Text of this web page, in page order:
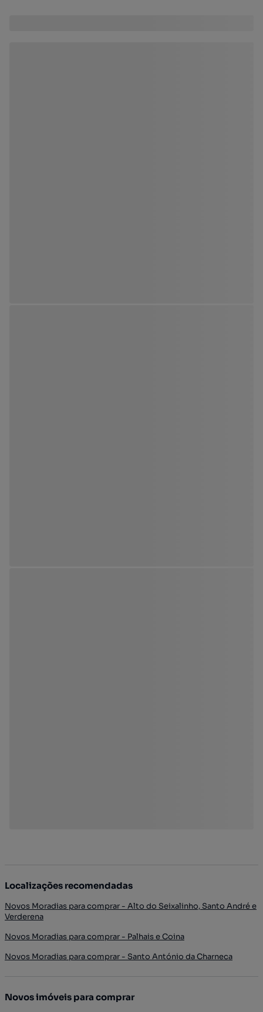
Localizações recomendadas
Novos Moradias para comprar - Alto do Seixalinho, Santo André e
Verderena
Novos Moradias para comprar - Palhais e Coina
Novos Moradias para comprar - Santo António da Charneca
Novos imóveis para comprar